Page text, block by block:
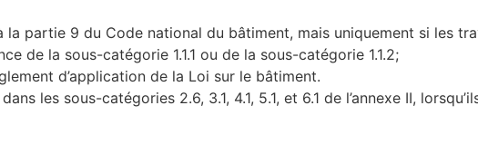
la partie 9 du Code national du bâtiment, mais uniquement si les
de la sous-catégorie 1.1.1 ou de la sous-catégorie 1.1.2;
d’application de la Loi sur le bâtiment.
les sous-catégories 2.6, 3.1, 4.1, 5.1, et 6.1 de l’annexe II,